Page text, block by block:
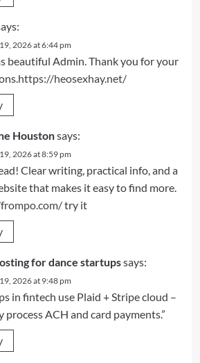
2026 at 6:44 pm
beautiful Admin. Thank you for your
https://heosexhay.net/
Houstonsays:
2026 at 8:59 pm
Clear writing, practical info, and a
that makes it easy to find more.
try it
for dance startupssays:
2026 at 9:48 pm
in fintech use Plaid + Stripe cloud –
process ACH and card payments.”